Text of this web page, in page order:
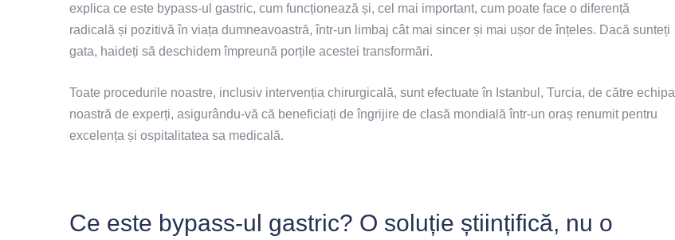
explica ce este bypass-ul gastric, cum funcționează și, cel mai important, cum poate face o diferență
radicală și pozitivă în viața dumneavoastră, într-un limbaj cât mai sincer și mai ușor de înțeles. Dacă sunteți
gata, haideți să deschidem împreună porțile acestei transformări.
Toate procedurile noastre, inclusiv intervenția chirurgicală, sunt efectuate în Istanbul, Turcia, de către echipa
noastră de experți, asigurându-vă că beneficiați de îngrijire de clasă mondială într-un oraș renumit pentru
excelența și ospitalitatea sa medicală.
Ce este bypass-ul gastric? O soluție științifică, nu o